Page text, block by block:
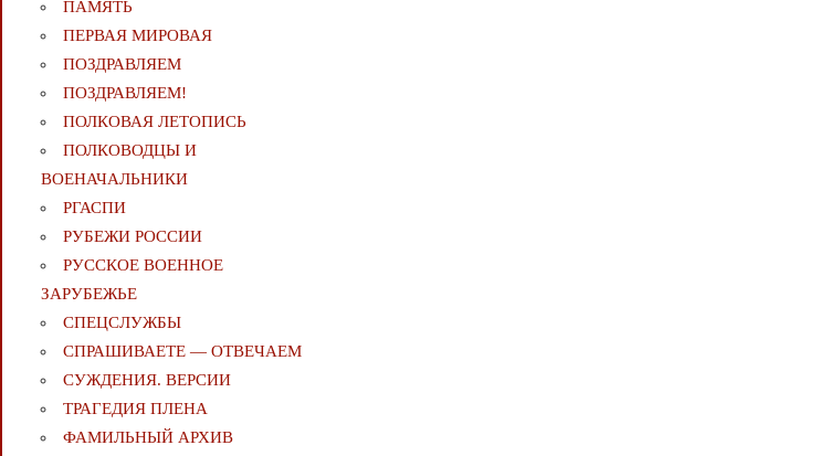
ПАМЯТЬ
ПЕРВАЯ МИРОВАЯ
ПОЗДРАВЛЯЕМ
ПОЗДРАВЛЯЕМ!
ПОЛКОВАЯ ЛЕТОПИСЬ
ПОЛКОВОДЦЫ И
ВОЕНАЧАЛЬНИКИ
РГАСПИ
РУБЕЖИ РОССИИ
РУССКОЕ ВОЕННОЕ
ЗАРУБЕЖЬЕ
СПЕЦСЛУЖБЫ
СПРАШИВАЕТЕ — ОТВЕЧАЕМ
СУЖДЕНИЯ. ВЕРСИИ
ТРАГЕДИЯ ПЛЕНА
ФАМИЛЬНЫЙ АРХИВ